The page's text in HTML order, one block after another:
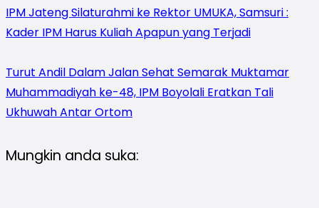
IPM Jateng Silaturahmi ke Rektor UMUKA, Samsuri :
Kader IPM Harus Kuliah Apapun yang Terjadi
Turut Andil Dalam Jalan Sehat Semarak Muktamar
Muhammadiyah ke-48, IPM Boyolali Eratkan Tali
Ukhuwah Antar Ortom
Mungkin anda suka: